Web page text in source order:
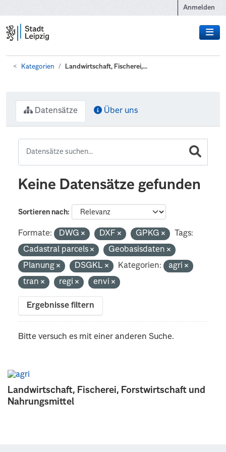
Anmelden
Kategorien Landwirtschaft, Fischerei,...
Landwirtschaft, Fischerei, Forstwirtschaft und
Nahrungsmittel
Datensätze Über uns
Keine Datensätze gefunden
Sortieren nach
Formate: DWG DXF GPKG
Tags:
Cadastral parcels
Geobasisdaten
Planung
DSGKL Kategorien:
agri
tran
regi envi
Ergebnisse filtern
Bitte versuch es mit einer anderen Suche.